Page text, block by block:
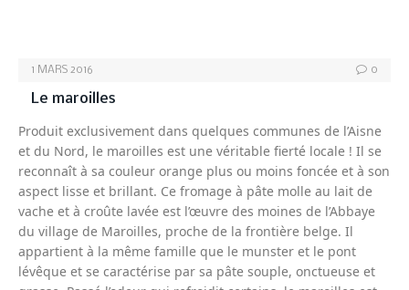
1 MARS 2016 0
Le maroilles
Produit exclusivement dans quelques communes de l’Aisne
et du Nord, le maroilles est une véritable fierté locale ! Il se
reconnaît à sa couleur orange plus ou moins foncée et à son
aspect lisse et brillant. Ce fromage à pâte molle au lait de
vache et à croûte lavée est l’œuvre des moines de l’Abbaye
du village de Maroilles, proche de la frontière belge. Il
appartient à la même famille que le munster et le pont
lévêque et se caractérise par sa pâte souple, onctueuse et